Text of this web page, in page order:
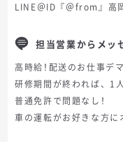
LINE＠ID『＠from』高
担当営業からメッ
高時給！配送のお仕事デ
研修期間が終われば、1
普通免許で問題なし！
車の運転がお好きな方に